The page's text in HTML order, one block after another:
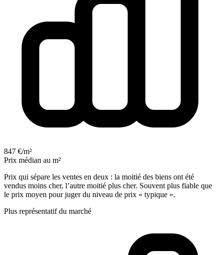
847 €/m²
Prix médian au m²
Prix qui sépare les ventes en deux : la moitié des biens ont été
vendus moins cher, l’autre moitié plus cher. Souvent plus fiable que
le prix moyen pour juger du niveau de prix « typique ».
Plus représentatif du marché